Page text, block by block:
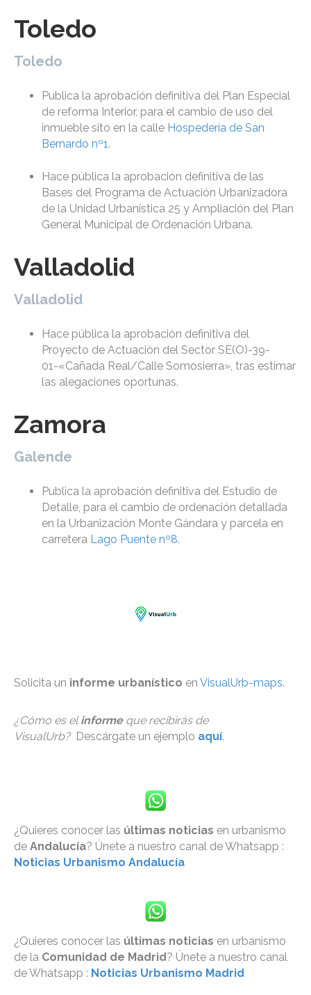
Toledo
Toledo
Publica la aprobación definitiva del Plan Especial
de reforma Interior, para el cambio de uso del
inmueble sito en la calle Hospedería de San
Bernardo nº1.
Hace pública la aprobación definitiva de las
Bases del Programa de Actuación Urbanizadora
de la Unidad Urbanística 25 y Ampliación del Plan
General Municipal de Ordenación Urbana.
Valladolid
Valladolid
Hace pública la aprobación definitiva del
Proyecto de Actuación del Sector SE(O)-39-
01-«Cañada Real/Calle Somosierra», tras estimar
las alegaciones oportunas.
Zamora
Galende
Publica la aprobación definitiva del Estudio de
Detalle, para el cambio de ordenación detallada
en la Urbanización Monte Gándara y parcela en
carretera Lago Puente nº8.
Solicita un informe urbanístico en VisualUrb-maps.
¿Cómo es el informe que recibirás de
VisualUrb?Descárgate un ejemplo aquí.
¿Quieres conocer las últimas noticias en urbanismo
de Andalucía? Únete a nuestro canal de Whatsapp :
Noticias Urbanismo Andalucía
¿Quieres conocer las últimas noticias en urbanismo
de la Comunidad de Madrid? Únete a nuestro canal
de Whatsapp : Noticias Urbanismo Madrid